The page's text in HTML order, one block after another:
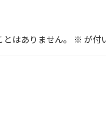
はありません。 ※ が付